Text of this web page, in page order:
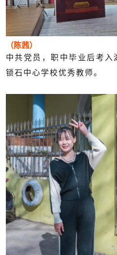
（陈茜）
中共党员，职中毕业后考入
锁石中心学校优秀教师。